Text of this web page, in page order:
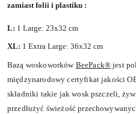
zamiast folii i plastiku :
L: 1 Large: 23x32 cm
XL: 1 Extra Large: 36x32 cm
Bazą woskoworków BeePack® jest
międzynarodowy certyfikat jakości
składniki takie jak wosk pszczeli,
przedłużyć świeżość